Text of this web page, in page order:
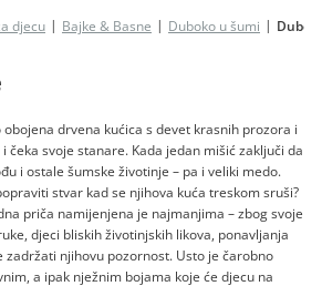
djecu Bajke & Basne Duboko u šumi
drvena kućica s devet krasnih prozora i
čeka svoje stanare. Kada jedan mišić zaključi da
i ostale šumske životinje – pa i veliki medo.
stvar kad se njihova kuća treskom sruši?
priča namijenjena je najmanjima – zbog svoje
djeci bliskih životinjskih likova, ponavljanja
zadržati njihovu pozornost. Usto je čarobno
a ipak nježnim bojama koje će djecu na